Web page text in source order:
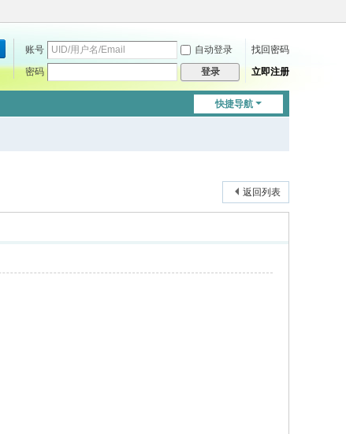
账号 自动登录
找回密码
密码
登录 立即注册
快捷导航
返回列表